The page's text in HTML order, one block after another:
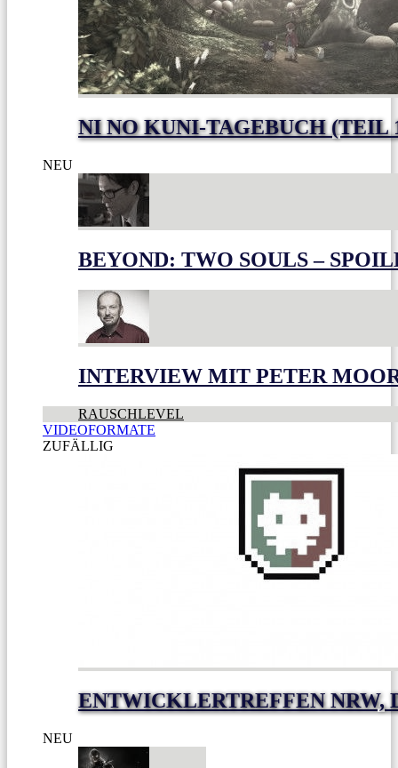
NI NO KUNI-TAGEBUCH (TEIL
NEU
BEYOND: TWO SOULS –
INTERVIEW MIT PETER
RAUSCHLEVEL
VIDEOFORMATE
ZUFÄLLIG
ENTWICKLERTREFFEN NRW,
NEU